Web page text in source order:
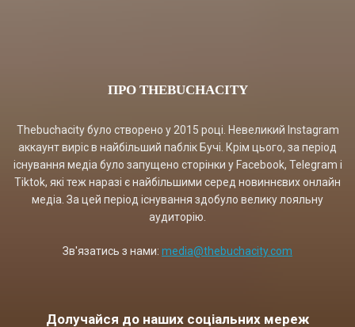
ПРО THEBUCHACITY
Thebuchacity було створено у 2015 році. Невеликий Instagram
аккаунт виріс в найбільший паблік Бучі. Крім цього, за період
існування медіа було запущено сторінки у Facebook, Telegram і
Tiktok, які теж наразі є найбільшими серед новиннєвих онлайн
медіа. За цей період існування здобуло велику лояльну
аудиторію.
Зв'язатись з нами: media@thebuchacity.com
Долучайся до наших соціальних мереж